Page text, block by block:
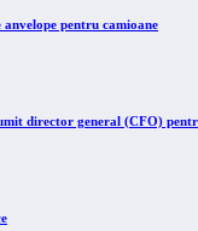
pentru camioane
director general (CFO)